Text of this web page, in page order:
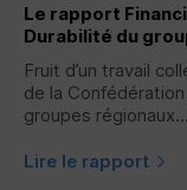
Le rapport
Durabilité du
Fruit d’un travail
de la
groupes régionaux...
Lire le rapport